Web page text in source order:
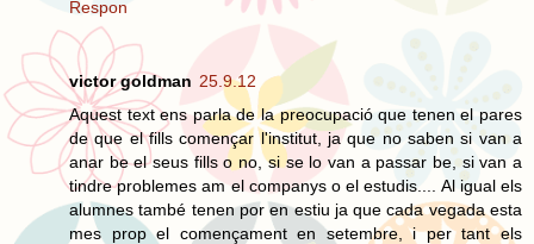
Respon
victor goldman 25.9.12
Aquest text ens parla de la preocupació que tenen el pares
de que el fills començar l'institut, ja que no saben si van a
anar be el seus fills o no, si se lo van a passar be, si van a
tindre problemes am el companys o el estudis.... Al igual els
alumnes també tenen por en estiu ja que cada vegada esta
mes prop el començament en setembre, i per tant els